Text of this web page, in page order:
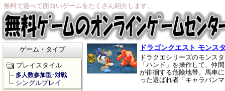
無料で遊べて面白いゲームをたくさん紹介します。
ドラゴンクエスト モンス
ドラクエシリーズのモンス
「ハンド」を操作して、仲
が徘徊する危険地帯。馬車
った選ばれ者「キャラバン
ゲーム・タイプ
プレイスタイル
多人数参加型･対戦
シングルプレイ